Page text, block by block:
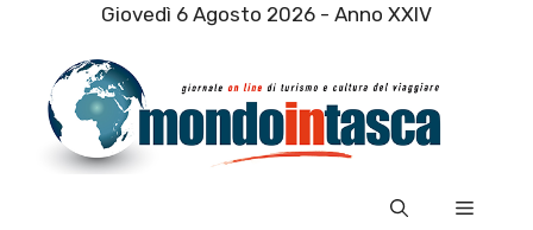
contenuto
Giovedì 6 Agosto 2026 - Anno XXIV
Menu